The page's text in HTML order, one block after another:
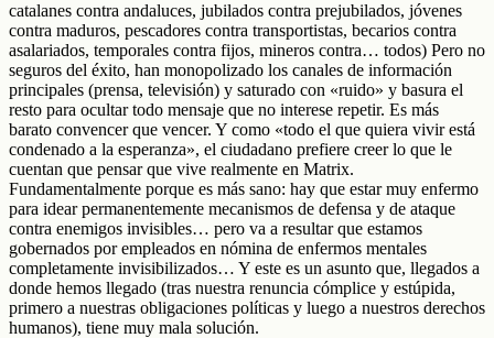
catalanes contra andaluces, jubilados contra prejubilados, jóvenes
contra maduros, pescadores contra transportistas, becarios contra
asalariados, temporales contra fijos, mineros contra… todos) Pero no
seguros del éxito, han monopolizado los canales de información
principales (prensa, televisión) y saturado con «ruido» y basura el
resto para ocultar todo mensaje que no interese repetir. Es más
barato convencer que vencer. Y como «todo el que quiera vivir está
condenado a la esperanza», el ciudadano prefiere creer lo que le
cuentan que pensar que vive realmente en Matrix.
Fundamentalmente porque es más sano: hay que estar muy enfermo
para idear permanentemente mecanismos de defensa y de ataque
contra enemigos invisibles… pero va a resultar que estamos
gobernados por empleados en nómina de enfermos mentales
completamente invisibilizados… Y este es un asunto que, llegados a
donde hemos llegado (tras nuestra renuncia cómplice y estúpida,
primero a nuestras obligaciones políticas y luego a nuestros derechos
humanos), tiene muy mala solución.